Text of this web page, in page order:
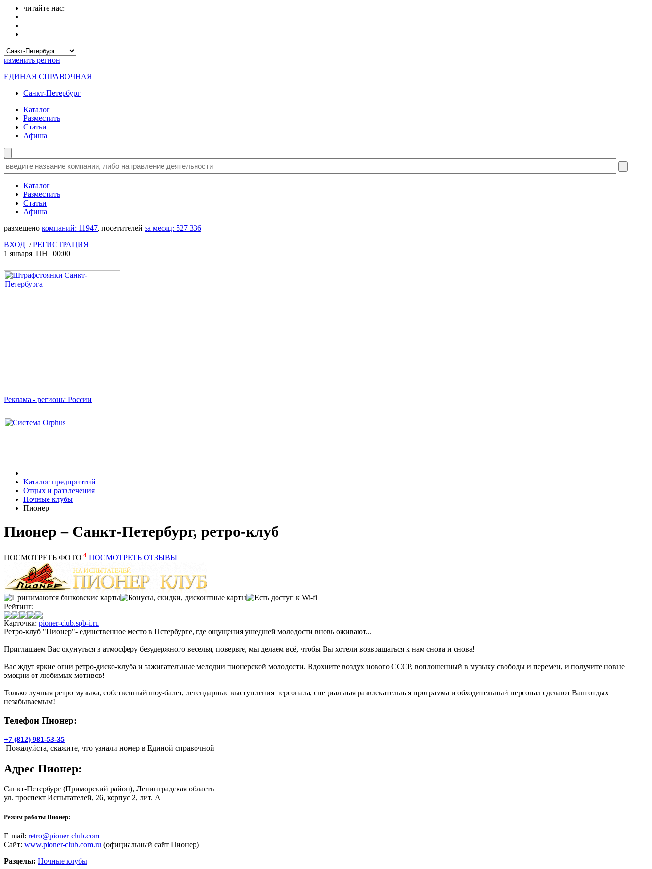
читайте нас:
изменить регион
ЕДИНАЯ СПРАВОЧНАЯ
Санкт-Петербург
Каталог
Разместить
Статьи
Афиша
Каталог
Разместить
Статьи
Афиша
размещено компаний: 11947, посетителей за месяц: 527 336
ВХОД /РЕГИСТРАЦИЯ
1 января, ПН | 00:00
Реклама - регионы России
Каталог предприятий
Отдых и развлечения
Ночные клубы
Пионер
Пионер – Санкт-Петербург, ретро-клуб
ПОСМОТРЕТЬ ФОТО 4 ПОСМОТРЕТЬ ОТЗЫВЫ
Рейтинг:
Карточка: pioner-club.spb-i.ru
Ретро-клуб "Пионер"- единственное место в Петербурге, где ощущения ушедшей молодости вновь оживают...
Приглашаем Вас окунуться в атмосферу безудержного веселья, поверьте, мы делаем всё, чтобы Вы хотели возвращаться к нам снова и снова!
Вас ждут яркие огни ретро-диско-клуба и зажигательные мелодии пионерской молодости. Вдохните воздух нового СССР, воплощенный в музыку свободы и перемен, и получите новые
эмоции от любимых мотивов!
Только лучшая ретро музыка, собственный шоу-балет, легендарные выступления персонала, специальная развлекательная программа и обходительный персонал сделают Ваш отдых
незабываемым!
Телефон Пионер:
+7 (812) 981-53-35
Пожалуйста, скажите, что узнали номер в Единой справочной
Адрес Пионер:
Санкт-Петербург (Приморский район), Ленинградская область
ул. проспект Испытателей, 26, корпус 2, лит. А
Режим работы Пионер:
E-mail: retro@pioner-club.com
Сайт: www.pioner-club.com.ru (официальный сайт Пионер)
Разделы: Ночные клубы